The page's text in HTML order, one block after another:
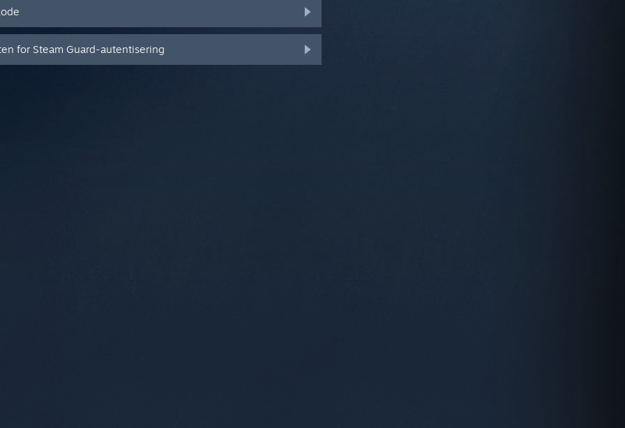
for Steam Guard-autentisering